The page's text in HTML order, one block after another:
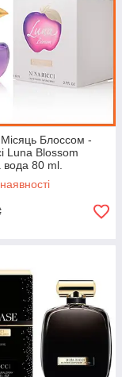
Виберіть
води або
Hugo
Diorі багатьох
за
Місяць Блоссом -
Luna Blossom
вода 80 ml.